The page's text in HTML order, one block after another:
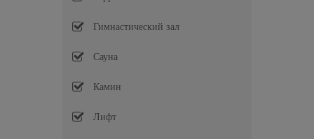
Гимнастический зал
Сауна
Камин
Лифт